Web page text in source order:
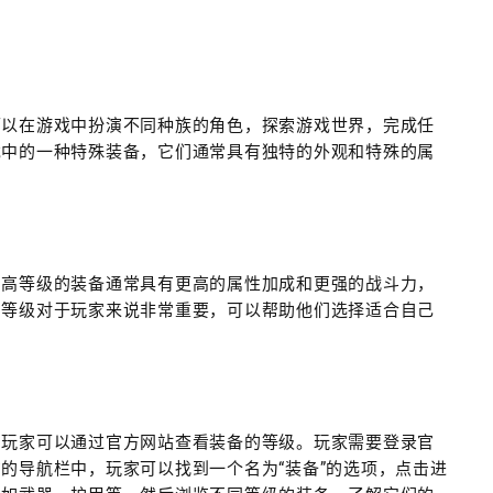
在游戏中扮演不同种族的角色，探索游戏世界，完成任
的一种特殊装备，它们通常具有独特的外观和特殊的属
等级的装备通常具有更高的属性加成和更强的战斗力，
级对于玩家来说非常重要，可以帮助他们选择适合自己
家可以通过官方网站查看装备的等级。玩家需要登录官
导航栏中，玩家可以找到一个名为“装备”的选项，点击进